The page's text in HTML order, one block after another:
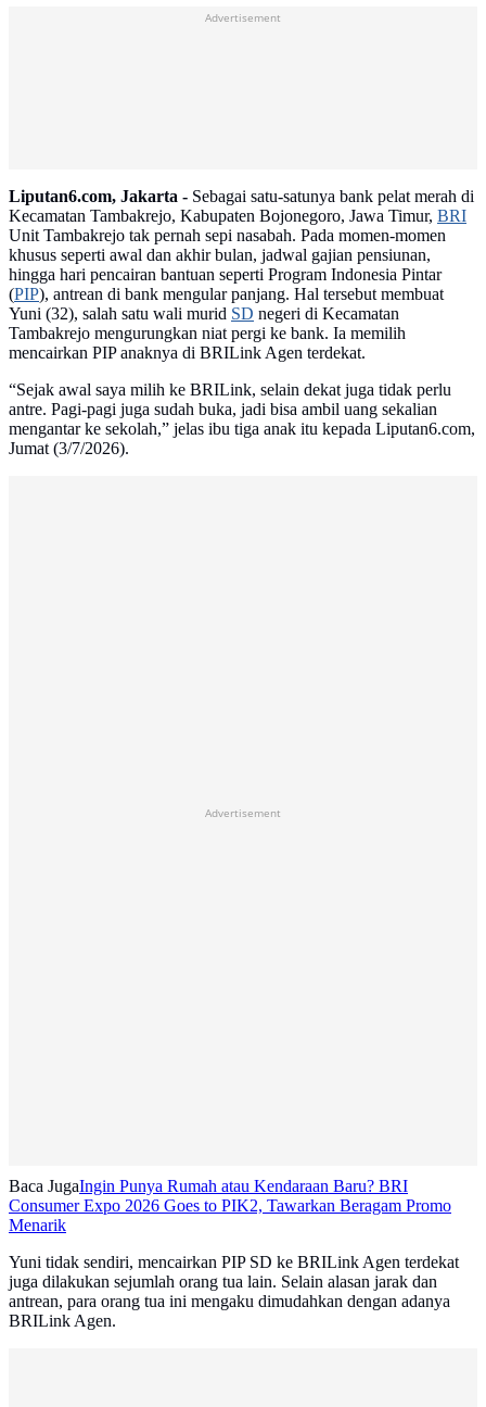
Advertisement
Liputan6.com, Jakarta - Sebagai satu-satunya bank pelat merah di
Kecamatan Tambakrejo, Kabupaten Bojonegoro, Jawa Timur, BRI
Unit Tambakrejo tak pernah sepi nasabah. Pada momen-momen
khusus seperti awal dan akhir bulan, jadwal gajian pensiunan,
hingga hari pencairan bantuan seperti Program Indonesia Pintar
(PIP), antrean di bank mengular panjang. Hal tersebut membuat
Yuni (32), salah satu wali murid SD negeri di Kecamatan
Tambakrejo mengurungkan niat pergi ke bank. Ia memilih
mencairkan PIP anaknya di BRILink Agen terdekat.
“Sejak awal saya milih ke BRILink, selain dekat juga tidak perlu
antre. Pagi-pagi juga sudah buka, jadi bisa ambil uang sekalian
mengantar ke sekolah,” jelas ibu tiga anak itu kepada Liputan6.com,
Jumat (3/7/2026).
Advertisement
Baca JugaIngin Punya Rumah atau Kendaraan Baru? BRI
Consumer Expo 2026 Goes to PIK2, Tawarkan Beragam Promo
Menarik
Yuni tidak sendiri, mencairkan PIP SD ke BRILink Agen terdekat
juga dilakukan sejumlah orang tua lain. Selain alasan jarak dan
antrean, para orang tua ini mengaku dimudahkan dengan adanya
BRILink Agen.